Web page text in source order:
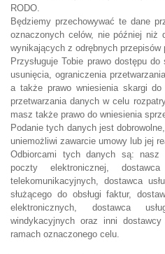
RODO.
Będziemy przechowywać te dane
oznaczonych celów, nie później niż
wynikających z odrębnych przepisów
Przysługuje Tobie prawo dostępu
usunięcia, ograniczenia
a także prawo wniesienia skargi
przetwarzania danych w celu
masz także prawo do wniesienia
Podanie tych danych jest
uniemożliwi zawarcie umowy lub jej
Odbiorcami tych danych są: nasz
poczty elektronicznej,
telekomunikacyjnych, dostawca
służącego do obsługi faktur,
elektronicznych, dostawca
windykacyjnych oraz inni
ramach oznaczonego celu.